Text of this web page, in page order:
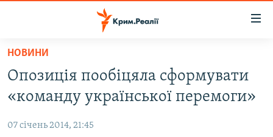
Перейти
основного
матеріалу
до
ВОДА.КРИМ
ВІДЕО ТА ФОТО
ПОЛІТИКА
НОВИНИ
Опозиція пообіцяла сформувати
«команду української перемоги»
07 січень 2014, 21:45